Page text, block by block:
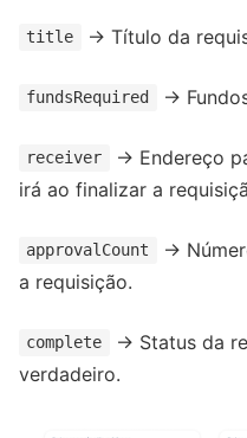
title → Título da
fundsRequired →
receiver
→ Endereço
irá ao finalizar a
approvalCount
→
a requisição.
complete
→ Status da
verdadeiro.